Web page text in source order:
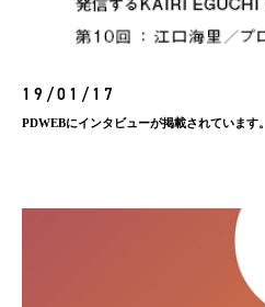
19/01/17
PDWEBにインタビューが掲載されています。